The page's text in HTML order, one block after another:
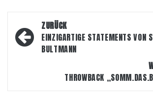
Beitragsnavigation
ZURÜCK
EINZIGARTIGE STATEMENTS VON
BULTMANN
THROWBACK